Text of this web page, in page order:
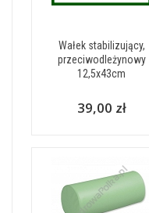
Wałek stabilizujący,
przeciwodleżynowy
12,5x43cm
39,00 zł